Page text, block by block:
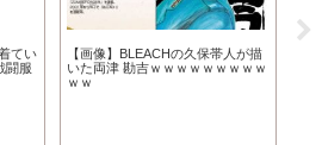
てい
闘服
【画像】BLEACHの久保帯人が描
いた両津 勘吉ｗｗｗｗｗｗｗｗｗ
ｗｗ